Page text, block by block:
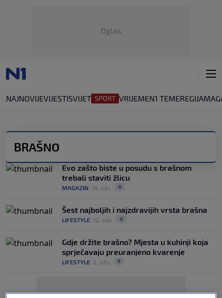
Oglas
NAJNOVIJEVIJESTISVIJET VRIJEMEN1 TEMEREGIJA
BRAŠNO
Evo zašto biste u posudu s brašnom
trebali staviti žlicu
MAGAZIN 14. ožu. 0
Šest najboljih i najzdravijih vrsta brašna
LIFESTYLE 12. ožu. 0
Gdje držite brašno? Mjesta u kuhinji koja
sprječavaju preuranjeno kvarenje
LIFESTYLE 2. ožu. 0